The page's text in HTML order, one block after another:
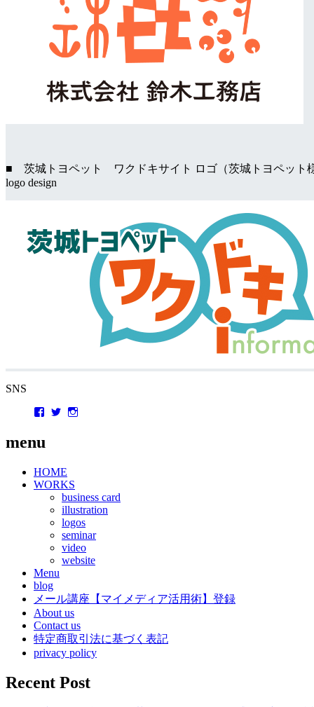
■ 茨城トヨペット ワクドキサイト ロゴ（茨城トヨペット
logo design
SNS
Facebook
Twitter
menu
HOME
WORKS
business card
illustration
logos
seminar
video
website
Menu
blog
メール講座【マイメディア活用術】登録
About us
Contact us
特定商取引法に基づく表記
privacy policy
Recent Post